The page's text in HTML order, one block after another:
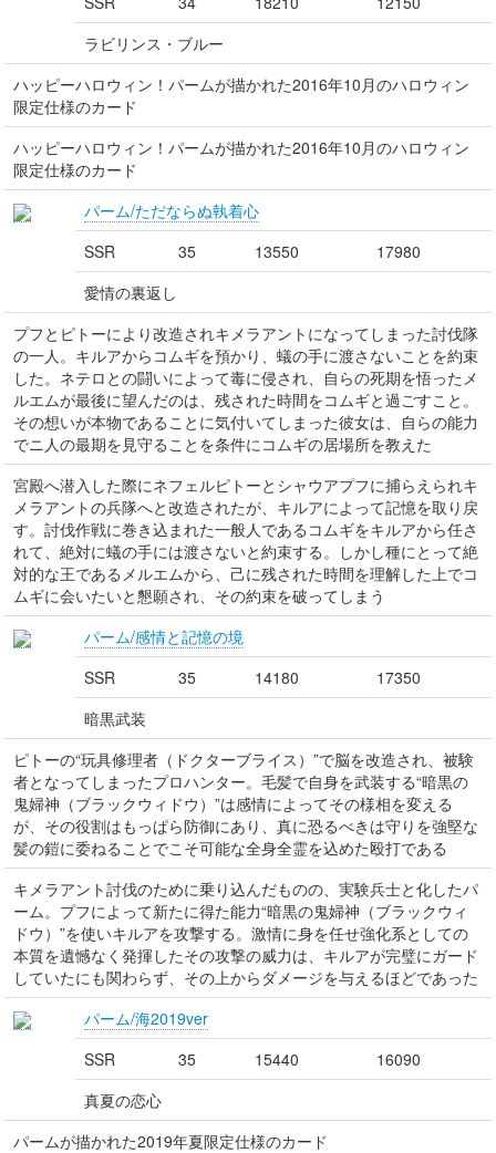
ラビリンス・ブルー
ハッピーハロウィン！パームが描かれた2016年10月のハロウィン
限定仕様のカード
ハッピーハロウィン！パームが描かれた2016年10月のハロウィン
限定仕様のカード
パーム/ただならぬ執着心
SSR
35 13550
17980
愛情の裏返し
プフとピトーにより改造されキメラアントになってしまった討伐隊
の一人。キルアからコムギを預かり、蟻の手に渡さないことを約束
した。ネテロとの闘いによって毒に侵され、自らの死期を悟ったメ
ルエムが最後に望んだのは、残された時間をコムギと過ごすこと。
その想いが本物であることに気付いてしまった彼女は、自らの能力
でニ人の最期を見守ることを条件にコムギの居場所を教えた
宮殿へ潜入した際にネフェルピトーとシャウアプフに捕らえられキ
メラアントの兵隊へと改造されたが、キルアによって記憶を取り戻
す。討伐作戦に巻き込まれた一般人であるコムギをキルアから任さ
れて、絶対に蟻の手には渡さないと約束する。しかし種にとって絶
対的な王であるメルエムから、己に残された時間を理解した上でコ
ムギに会いたいと懇願され、その約束を破ってしまう
パーム/感情と記憶の境
SSR
35 14180
17350
暗黒武装
ピトーの“玩具修理者（ドクターブライス）”で脳を改造され、被験
者となってしまったプロハンター。毛髪で自身を武装する“暗黒の
鬼婦神（ブラックウィドウ）”は感情によってその様相を変える
が、その役割はもっぱら防御にあり、真に恐るべきは守りを強堅な
髪の鎧に委ねることでこそ可能な全身全霊を込めた殴打である
キメラアント討伐のために乗り込んだものの、実験兵士と化したパ
ーム。プフによって新たに得た能力“暗黒の鬼婦神（ブラックウィ
ドウ）”を使いキルアを攻撃する。激情に身を任せ強化系としての
本質を遺憾なく発揮したその攻撃の威力は、キルアが完璧にガード
していたにも関わらず、その上からダメージを与えるほどであった
パーム/海2019ver
SSR
35 15440
16090
真夏の恋心
パームが描かれた2019年夏限定仕様のカード